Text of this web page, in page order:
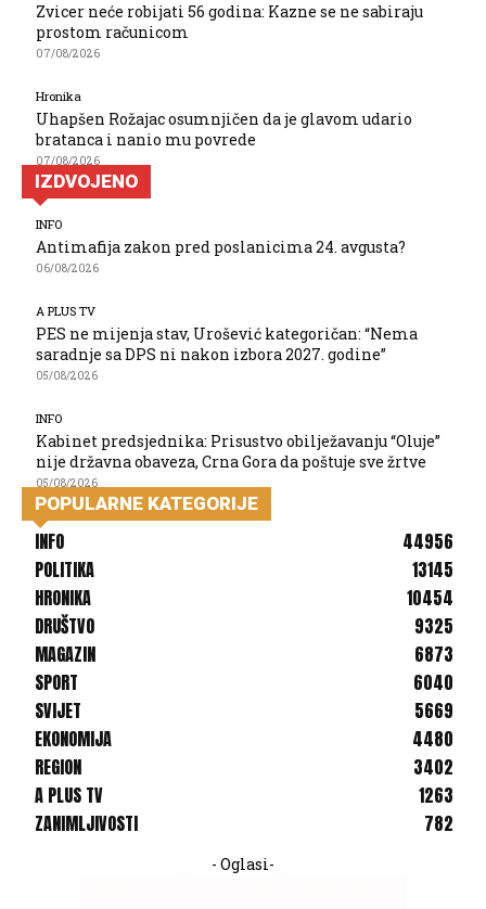
Zvicer neće robijati 56 godina: Kazne se ne sabiraju
prostom računicom
07/08/2026
Hronika
Uhapšen Rožajac osumnjičen da je glavom udario
bratanca i nanio mu povrede
07/08/2026
IZDVOJENO
INFO
Antimafija zakon pred poslanicima 24. avgusta?
06/08/2026
A PLUS TV
PES ne mijenja stav, Urošević kategoričan: “Nema
saradnje sa DPS ni nakon izbora 2027. godine”
05/08/2026
INFO
Kabinet predsjednika: Prisustvo obilježavanju “Oluje”
nije državna obaveza, Crna Gora da poštuje sve žrtve
05/08/2026
POPULARNE KATEGORIJE
INFO
44956
POLITIKA
13145
HRONIKA
10454
DRUŠTVO
9325
MAGAZIN
6873
SPORT
6040
SVIJET
5669
EKONOMIJA
4480
REGION
3402
A PLUS TV
1263
ZANIMLJIVOSTI
782
- Oglasi-